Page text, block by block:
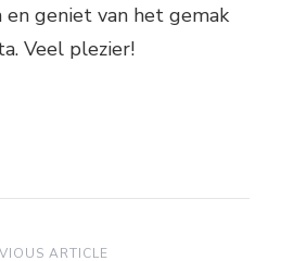
en geniet van het gemak
Veel plezier!
ARTICLE